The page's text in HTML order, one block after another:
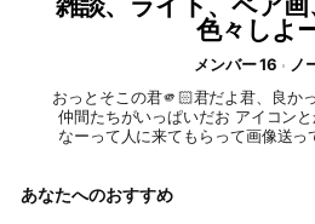
色々しよ
メンバー 16
ノ
おっとそこの君🫵🏻君だよ君、良か
仲間たちがいっぱいだお アイコンとかはいいアイコン欲しい
なーって人に来てもらって画像送ってみ
ことね 即抜け 荒らし いいことね 特にないこの上の事しないな
あなたへのおすすめ